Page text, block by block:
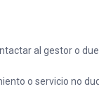
al gestor o
o servicio no